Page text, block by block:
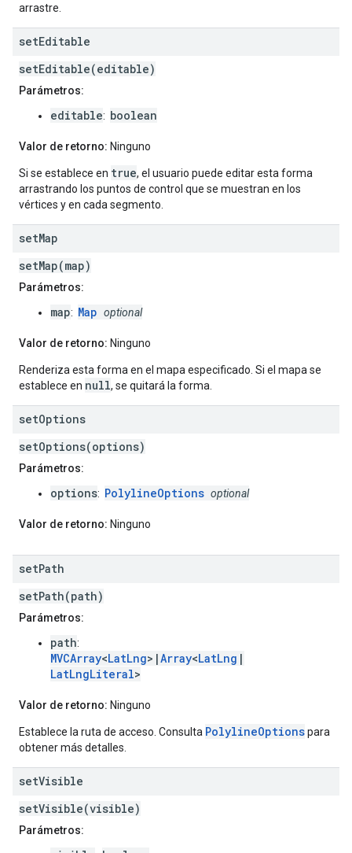
arrastre.
setEditable
setEditable(editable)
Parámetros:
editable: boolean
Valor de retorno: Ninguno
Si se establece en true, el usuario puede editar esta forma
arrastrando los puntos de control que se muestran en los
vértices y en cada segmento.
setMap
setMap(map)
Parámetros:
map: Map optional
Valor de retorno: Ninguno
Renderiza esta forma en el mapa especificado. Si el mapa se
establece en null, se quitará la forma.
setOptions
setOptions(options)
Parámetros:
options: PolylineOptions optional
Valor de retorno: Ninguno
setPath
setPath(path)
Parámetros:
path:
MVCArray<LatLng>|Array<LatLng |
LatLngLiteral>
Valor de retorno: Ninguno
Establece la ruta de acceso. Consulta PolylineOptionspara
obtener más detalles.
setVisible
setVisible(visible)
Parámetros: